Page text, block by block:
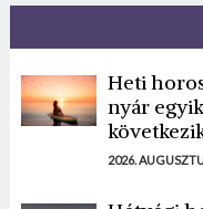
Heti
nyár
2026.